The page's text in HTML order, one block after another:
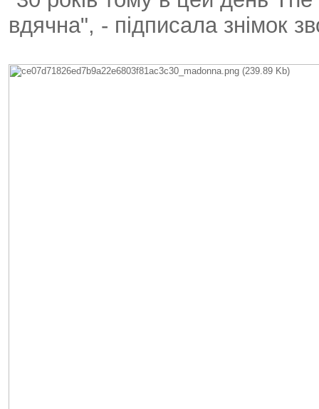
вдячна", - підписала знімок